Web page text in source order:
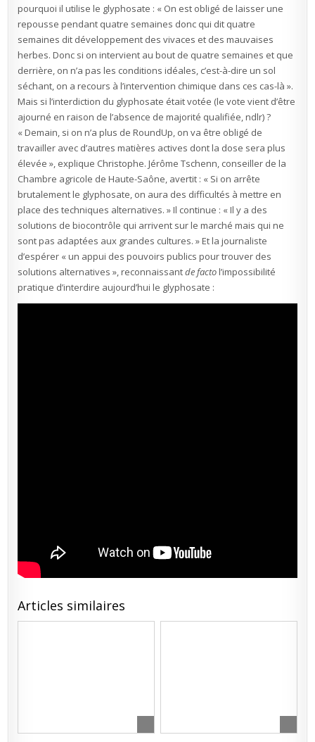
pourquoi il utilise le glyphosate : « On est obligé de laisser une
repousse pendant quatre semaines donc qui dit quatre
semaines dit développement des vivaces et des mauvaises
herbes. Donc si on intervient au bout de quatre semaines et que
derrière, on n’a pas les conditions idéales, c’est-à-dire un sol
séchant, on a recours à l’intervention chimique dans ces cas-là ».
Mais si l’interdiction du glyphosate était votée (le vote vient d’être
ajourné en raison de l’absence de majorité qualifiée, ndlr) ?
« Demain, si on n’a plus de RoundUp, on va être obligé de
travailler avec d’autres matières actives dont la dose sera plus
élevée », explique Christophe. Jérôme Tschenn, conseiller de la
Chambre agricole de Haute-Saône, avertit : « Si on arrête
brutalement le glyphosate, on aura des difficultés à mettre en
place des techniques alternatives. » Il continue : « Il y a des
solutions de biocontrôle qui arrivent sur le marché mais qui ne
sont pas adaptées aux grandes cultures. » Et la journaliste
d’espérer « un appui des pouvoirs publics pour trouver des
solutions alternatives », reconnaissantde factol’impossibilité
pratique d’interdire aujourd’hui le glyphosate :
Articles similaires